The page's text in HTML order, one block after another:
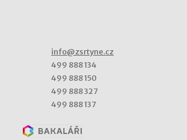
info@zsrtyne.cz
499 888 134
499 888 150
499 888 327
499 888 137